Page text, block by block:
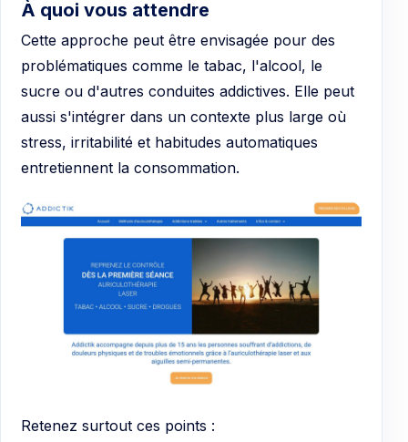
À quoi vous attendre
Cette approche peut être envisagée pour des
problématiques comme le tabac, l'alcool, le
sucre ou d'autres conduites addictives. Elle peut
aussi s'intégrer dans un contexte plus large où
stress, irritabilité et habitudes automatiques
entretiennent la consommation.
Retenez surtout ces points :